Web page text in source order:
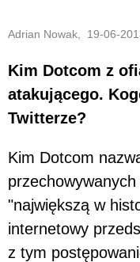
Adrian Nowak, 19-06-
Kim Dotcom z
atakującego.
Twitterze?
Kim Dotcom
"największą w
internetowy
z tym